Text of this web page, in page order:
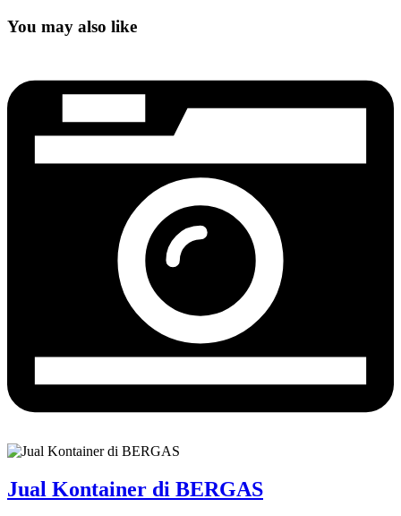
You may also like
Jual Kontainer di BERGAS